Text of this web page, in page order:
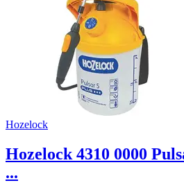
Hozelock
Hozelock 4310 0000
...